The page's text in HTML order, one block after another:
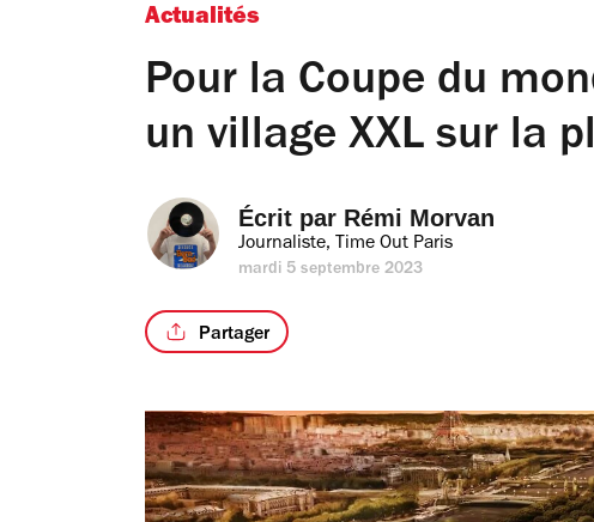
Actualités
Pour la Coupe du
un village XXL sur la
Écrit par Rémi Morvan
Journaliste, Time Out Paris
mardi 5 septembre 2023
Partager